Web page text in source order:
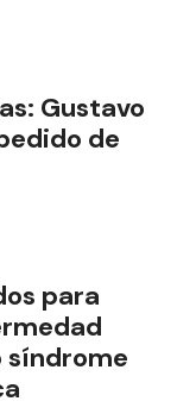
Gustavo
de
para
síndrome